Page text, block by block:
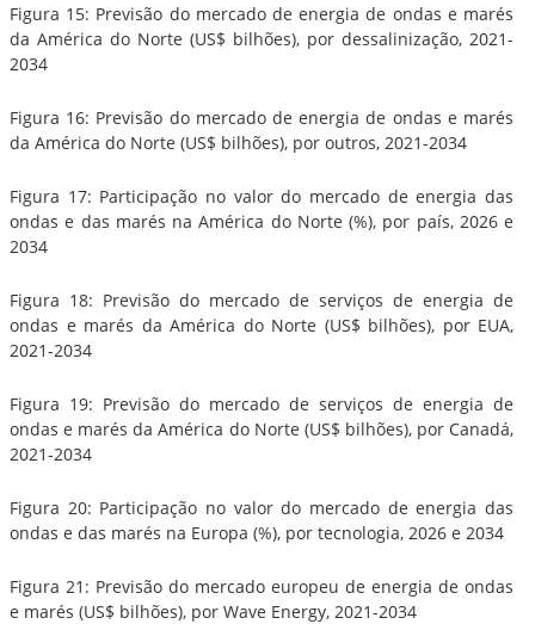
Figura 15: Previsão do mercado de energia de ondas e marés
da América do Norte (US$ bilhões), por dessalinização, 2021-
2034
Figura 16: Previsão do mercado de energia de ondas e marés
da América do Norte (US$ bilhões), por outros, 2021-2034
Figura 17: Participação no valor do mercado de energia das
ondas e das marés na América do Norte (%), por país, 2026 e
2034
Figura 18: Previsão do mercado de serviços de energia de
ondas e marés da América do Norte (US$ bilhões), por EUA,
2021-2034
Figura 19: Previsão do mercado de serviços de energia de
ondas e marés da América do Norte (US$ bilhões), por Canadá,
2021-2034
Figura 20: Participação no valor do mercado de energia das
ondas e das marés na Europa (%), por tecnologia, 2026 e 2034
Figura 21: Previsão do mercado europeu de energia de ondas
e marés (US$ bilhões), por Wave Energy, 2021-2034